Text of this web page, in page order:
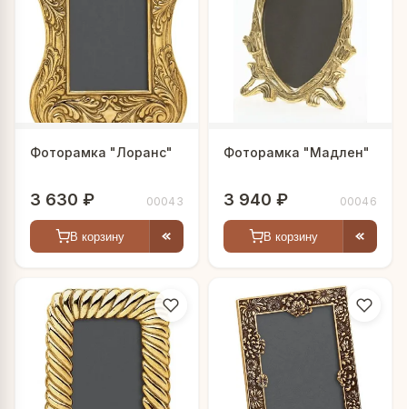
Фоторамка "Лоранс"
3 630 ₽ 00043
В корзину
Фоторамка "Мадлен"
3 940 ₽ 00046
В корзину